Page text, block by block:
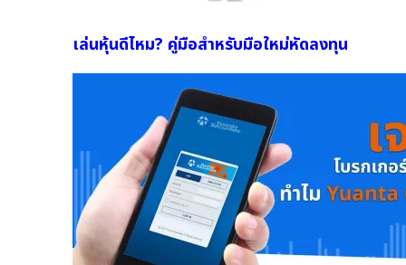
เล่นหุ้นดีไหม? คู่มือสำหรับมือใหม่หัดลงทุน